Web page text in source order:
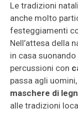
Le tradizioni
anche molto
festeggiamenti
Nell’attesa della
in casa suonando
percussioni con
passa agli
maschere di
alle tradizioni